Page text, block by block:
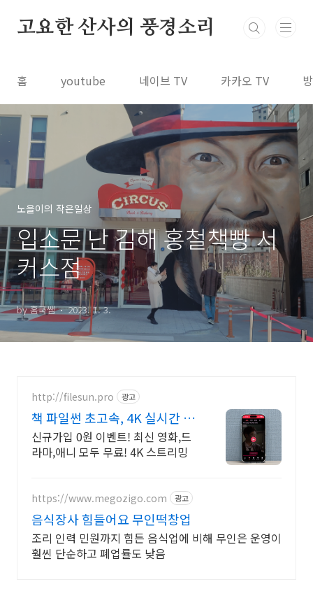
고요한 산사의 풍경소리
홈 youtube 네이브 TV 카카오 TV
노을이의 작은일상
입소문 난 김해 홍철책빵 서
커스점
by 홈쿡쌤 2023. 1. 3.
http://filesun.pro 광고
책 파일썬 초고속, 4K 실시간 보
기!
신규가입 0원 이벤트! 최신 영화,드
라마,애니 모두 무료! 4K 스트리밍
https://www.megozigo.com 광고
음식장사 힘들어요 무인떡창업
조리 인력 민원까지 힘든 음식업에 비해 무인은 운영이
훨씬 단순하고 폐업률도 낮음